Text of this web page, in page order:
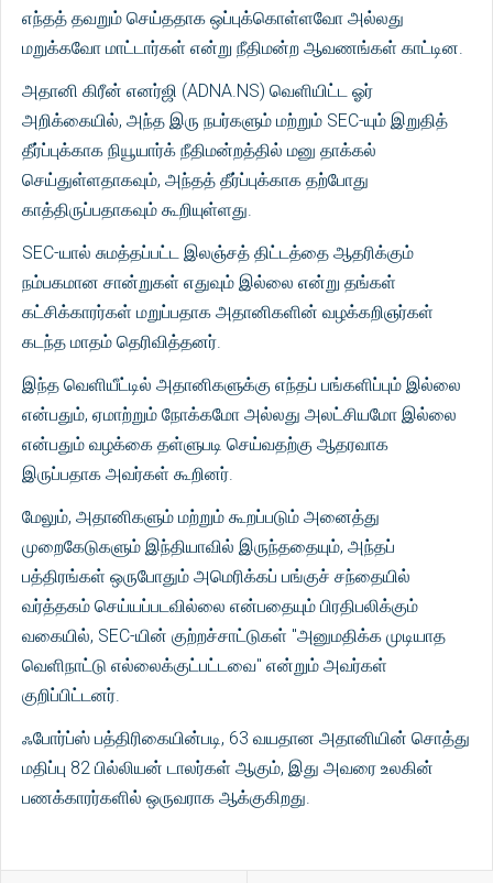
எந்தத் தவறும் செய்ததாக ஒப்புக்கொள்ளவோ ​​அல்லது
மறுக்கவோ மாட்டார்கள் என்று நீதிமன்ற ஆவணங்கள் காட்டின.
அதானி கிரீன் எனர்ஜி (ADNA.NS) வெளியிட்ட ஓர்
அறிக்கையில், அந்த இரு நபர்களும் மற்றும் SEC-யும் இறுதித்
தீர்ப்புக்காக நியூயார்க் நீதிமன்றத்தில் மனு தாக்கல்
செய்துள்ளதாகவும், அந்தத் தீர்ப்புக்காக தற்போது
காத்திருப்பதாகவும் கூறியுள்ளது.
SEC-யால் சுமத்தப்பட்ட இலஞ்சத் திட்டத்தை ஆதரிக்கும்
நம்பகமான சான்றுகள் எதுவும் இல்லை என்று தங்கள்
கட்சிக்காரர்கள் மறுப்பதாக அதானிகளின் வழக்கறிஞர்கள்
கடந்த மாதம் தெரிவித்தனர்.
இந்த வெளியீட்டில் அதானிகளுக்கு எந்தப் பங்களிப்பும் இல்லை
என்பதும், ஏமாற்றும் நோக்கமோ அல்லது அலட்சியமோ இல்லை
என்பதும் வழக்கை தள்ளுபடி செய்வதற்கு ஆதரவாக
இருப்பதாக அவர்கள் கூறினர்.
மேலும், அதானிகளும் மற்றும் கூறப்படும் அனைத்து
முறைகேடுகளும் இந்தியாவில் இருந்ததையும், அந்தப்
பத்திரங்கள் ஒருபோதும் அமெரிக்கப் பங்குச் சந்தையில்
வர்த்தகம் செய்யப்படவில்லை என்பதையும் பிரதிபலிக்கும்
வகையில், SEC-யின் குற்றச்சாட்டுகள் "அனுமதிக்க முடியாத
வெளிநாட்டு எல்லைக்குட்பட்டவை" என்றும் அவர்கள்
குறிப்பிட்டனர்.
ஃபோர்ப்ஸ் பத்திரிகையின்படி, 63 வயதான அதானியின் சொத்து
மதிப்பு 82 பில்லியன் டாலர்கள் ஆகும், இது அவரை உலகின்
பணக்காரர்களில் ஒருவராக ஆக்குகிறது.